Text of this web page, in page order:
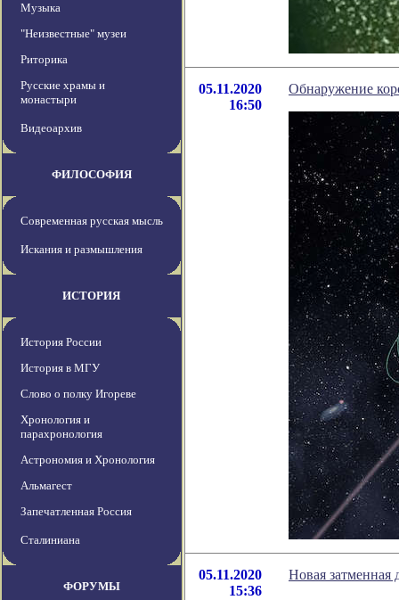
Музыка
"Неизвестные" музеи
Риторика
Русские храмы и
монастыри
Видеоархив
ФИЛОСОФИЯ
Современная русская мысль
Искания и размышления
ИСТОРИЯ
История России
История в МГУ
Слово о полку Игореве
Хронология и
парахронология
Астрономия и Хронология
Альмагест
Запечатленная Россия
Сталиниана
ФОРУМЫ
05.11.2020
16:50
Обнаружение
05.11.2020
15:36
Новая затменная